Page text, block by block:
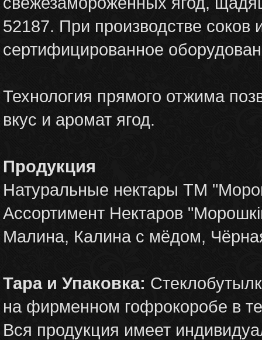
52187. При производстве соков
сертифицированное
Технология прямого отжима
вкус и аромат ягод.
Продукция
Натуральные нектары ТМ
Ассортимент Нектаров
Малина, Калина с мёдом,
Тара и Упаковка:
на фирменном гофрокоробе в
Вся продукция имеет